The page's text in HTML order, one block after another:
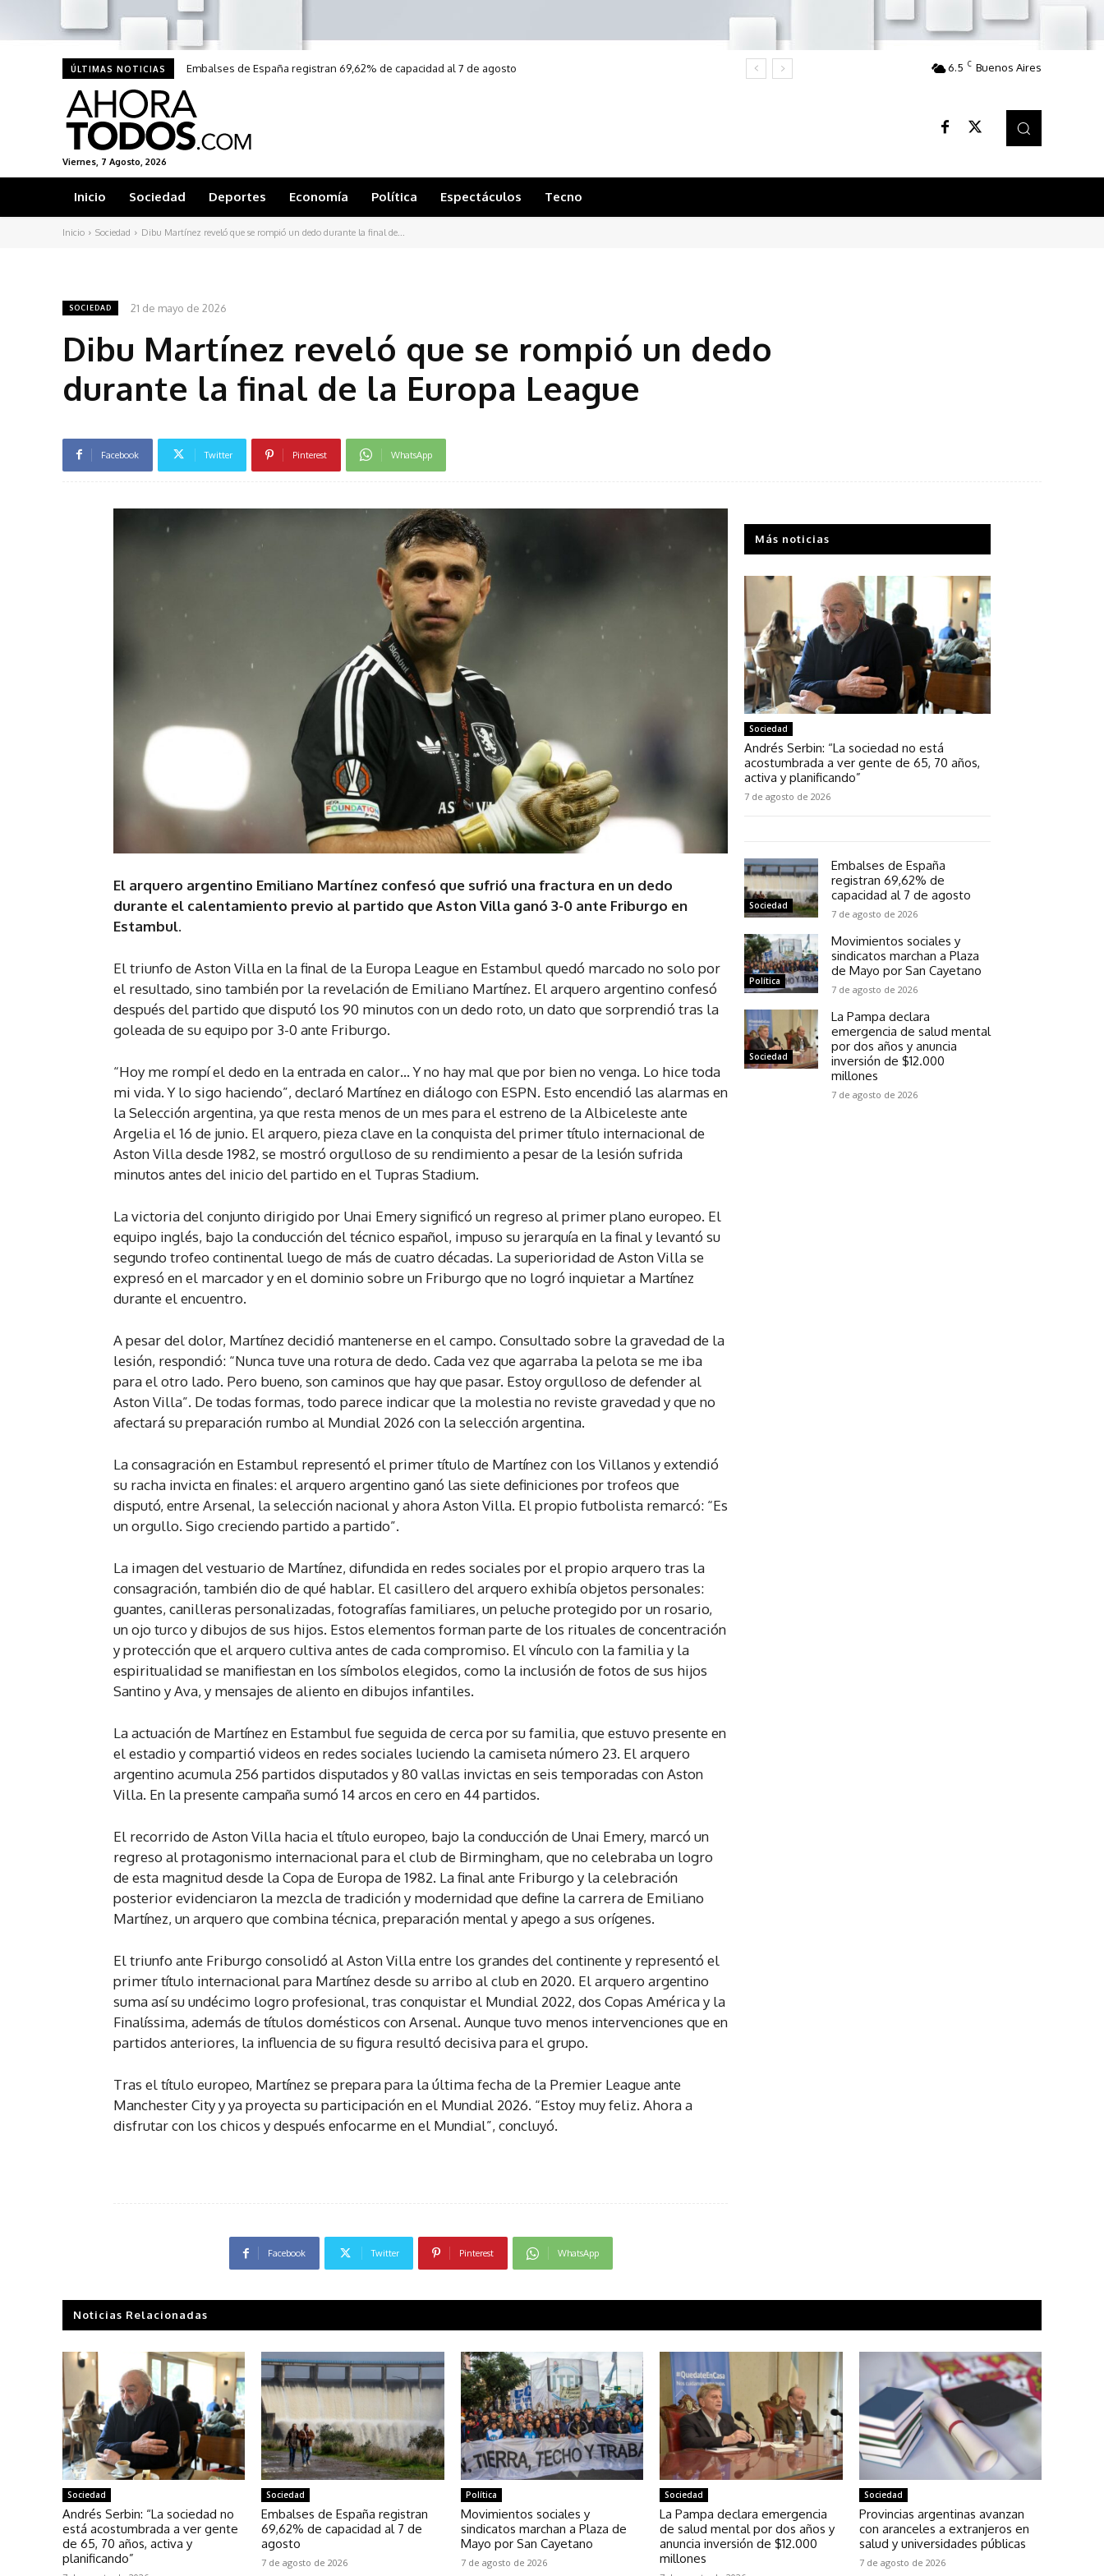
ÚLTIMAS NOTICIAS Embalses de España registran 69,62% de capacidad al 7 de agosto 6.5 C Buenos Aires
Viernes, 7 Agosto, 2026
Inicio Sociedad Deportes Economía Política Espectáculos Tecno
Inicio Sociedad Dibu Martínez reveló que se rompió un dedo durante la final de...
SOCIEDAD 21 de mayo de 2026
Dibu Martínez reveló que se rompió un dedo
durante la final de la Europa League
Facebook Twitter Pinterest WhatsApp
El arquero argentino Emiliano Martínez confesó que sufrió una fractura en un dedo
durante el calentamiento previo al partido que Aston Villa ganó 3-0 ante Friburgo en
Estambul.
El triunfo de Aston Villa en la final de la Europa League en Estambul quedó marcado no solo por
el resultado, sino también por la revelación de Emiliano Martínez. El arquero argentino confesó
después del partido que disputó los 90 minutos con un dedo roto, un dato que sorprendió tras la
goleada de su equipo por 3-0 ante Friburgo.
“Hoy me rompí el dedo en la entrada en calor… Y no hay mal que por bien no venga. Lo hice toda
mi vida. Y lo sigo haciendo”, declaró Martínez en diálogo con ESPN. Esto encendió las alarmas en
la Selección argentina, ya que resta menos de un mes para el estreno de la Albiceleste ante
Argelia el 16 de junio. El arquero, pieza clave en la conquista del primer título internacional de
Aston Villa desde 1982, se mostró orgulloso de su rendimiento a pesar de la lesión sufrida
minutos antes del inicio del partido en el Tupras Stadium.
La victoria del conjunto dirigido por Unai Emery significó un regreso al primer plano europeo. El
equipo inglés, bajo la conducción del técnico español, impuso su jerarquía en la final y levantó su
segundo trofeo continental luego de más de cuatro décadas. La superioridad de Aston Villa se
expresó en el marcador y en el dominio sobre un Friburgo que no logró inquietar a Martínez
durante el encuentro.
A pesar del dolor, Martínez decidió mantenerse en el campo. Consultado sobre la gravedad de la
lesión, respondió: “Nunca tuve una rotura de dedo. Cada vez que agarraba la pelota se me iba
para el otro lado. Pero bueno, son caminos que hay que pasar. Estoy orgulloso de defender al
Aston Villa”. De todas formas, todo parece indicar que la molestia no reviste gravedad y que no
afectará su preparación rumbo al Mundial 2026 con la selección argentina.
La consagración en Estambul representó el primer título de Martínez con los Villanos y extendió
su racha invicta en finales: el arquero argentino ganó las siete definiciones por trofeos que
disputó, entre Arsenal, la selección nacional y ahora Aston Villa. El propio futbolista remarcó: “Es
un orgullo. Sigo creciendo partido a partido”.
La imagen del vestuario de Martínez, difundida en redes sociales por el propio arquero tras la
consagración, también dio de qué hablar. El casillero del arquero exhibía objetos personales:
guantes, canilleras personalizadas, fotografías familiares, un peluche protegido por un rosario,
un ojo turco y dibujos de sus hijos. Estos elementos forman parte de los rituales de concentración
y protección que el arquero cultiva antes de cada compromiso. El vínculo con la familia y la
espiritualidad se manifiestan en los símbolos elegidos, como la inclusión de fotos de sus hijos
Santino y Ava, y mensajes de aliento en dibujos infantiles.
La actuación de Martínez en Estambul fue seguida de cerca por su familia, que estuvo presente en
el estadio y compartió videos en redes sociales luciendo la camiseta número 23. El arquero
argentino acumula 256 partidos disputados y 80 vallas invictas en seis temporadas con Aston
Villa. En la presente campaña sumó 14 arcos en cero en 44 partidos.
El recorrido de Aston Villa hacia el título europeo, bajo la conducción de Unai Emery, marcó un
regreso al protagonismo internacional para el club de Birmingham, que no celebraba un logro
de esta magnitud desde la Copa de Europa de 1982. La final ante Friburgo y la celebración
posterior evidenciaron la mezcla de tradición y modernidad que define la carrera de Emiliano
Martínez, un arquero que combina técnica, preparación mental y apego a sus orígenes.
El triunfo ante Friburgo consolidó al Aston Villa entre los grandes del continente y representó el
primer título internacional para Martínez desde su arribo al club en 2020. El arquero argentino
suma así su undécimo logro profesional, tras conquistar el Mundial 2022, dos Copas América y la
Finalíssima, además de títulos domésticos con Arsenal. Aunque tuvo menos intervenciones que en
partidos anteriores, la influencia de su figura resultó decisiva para el grupo.
Tras el título europeo, Martínez se prepara para la última fecha de la Premier League ante
Manchester City y ya proyecta su participación en el Mundial 2026. “Estoy muy feliz. Ahora a
disfrutar con los chicos y después enfocarme en el Mundial”, concluyó.
Facebook Twitter Pinterest WhatsApp
Más noticias
Sociedad
Andrés Serbin: “La sociedad no está
acostumbrada a ver gente de 65, 70 años,
activa y planificando”
7 de agosto de 2026
Sociedad
Embalses de España
registran 69,62% de
capacidad al 7 de agosto
7 de agosto de 2026
Política
Movimientos sociales y
sindicatos marchan a Plaza
de Mayo por San Cayetano
7 de agosto de 2026
Sociedad
La Pampa declara
emergencia de salud mental
por dos años y anuncia
inversión de $12.000
millones
7 de agosto de 2026
Noticias Relacionadas
Sociedad
Andrés Serbin: “La sociedad no
está acostumbrada a ver gente
de 65, 70 años, activa y
planificando”
Sociedad
Embalses de España registran
69,62% de capacidad al 7 de
agosto
7 de agosto de 2026
Política
Movimientos sociales y
sindicatos marchan a Plaza de
Mayo por San Cayetano
7 de agosto de 2026
Sociedad
La Pampa declara emergencia
de salud mental por dos años y
anuncia inversión de $12.000
millones
Sociedad
Provincias argentinas avanzan
con aranceles a extranjeros en
salud y universidades públicas
7 de agosto de 2026